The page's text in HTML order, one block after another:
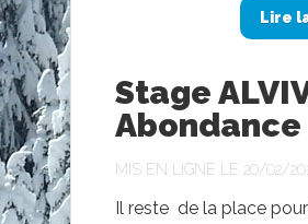
Lire
Stage
Abondance
MIS EN LIGNE LE 20/02/
Il reste de la place